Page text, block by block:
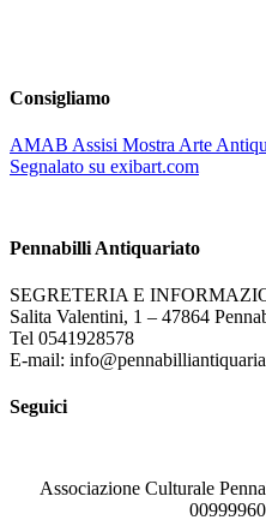
Consigliamo
AMAB Assisi Mostra Arte
Segnalato su exibart.com
Pennabilli Antiquariato
SEGRETERIA E
Salita Valentini, 1 – 47864
Tel 0541928578
E-mail:
Seguici
Associazione Culturale